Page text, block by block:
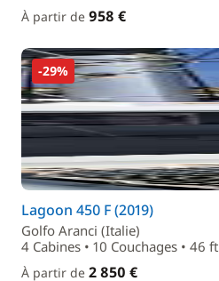
À partir de 958 €
-29%
Lagoon 450 F (2019)
Golfo Aranci (Italie)
4 Cabines • 10 Couchages • 46 ft
À partir de 2 850 €